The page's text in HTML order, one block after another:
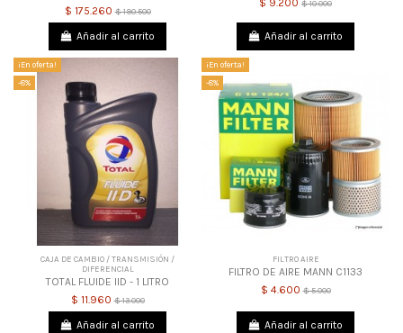
$ 175.260$ 190.500
Añadir al carrito
$ 9.200 $ 10.000
Añadir al carrito
¡En oferta!
-8%
CAJA DE CAMBIO / TRANSMISIÓN /
DIFERENCIAL
TOTAL FLUIDE IID - 1 LITRO
$ 11.960$ 13.000
Añadir al carrito
¡En oferta!
-8%
FILTRO AIRE
FILTRO DE AIRE MANN C1133
$ 4.600$ 5.000
Añadir al carrito